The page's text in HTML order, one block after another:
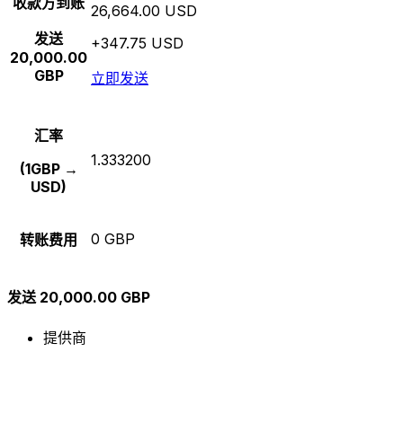
发送
20,000.00
GBP
26,664.00 USD
+347.75 USD
立即发送
汇率
(1GBP →
USD)
1.333200
转账费用 0 GBP
发送 20,000.00 GBP
提供商